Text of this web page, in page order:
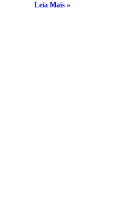
Leia Mais »